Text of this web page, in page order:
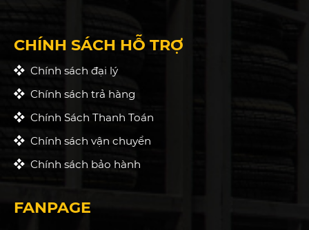
CHÍNH SÁCH HỖ TRỢ
Chính sách đại lý
Chính sách trả hàng
Chính Sách Thanh Toán
Chính sách vận chuyển
Chính sách bảo hành
FANPAGE